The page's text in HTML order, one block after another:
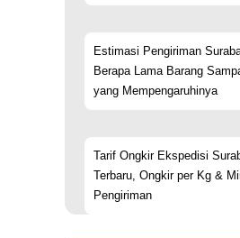
Estimasi Pengiriman
Berapa Lama Barang
yang Mempengaruhinya
Tarif Ongkir Ekspedisi
Terbaru, Ongkir per Kg &
Pengiriman